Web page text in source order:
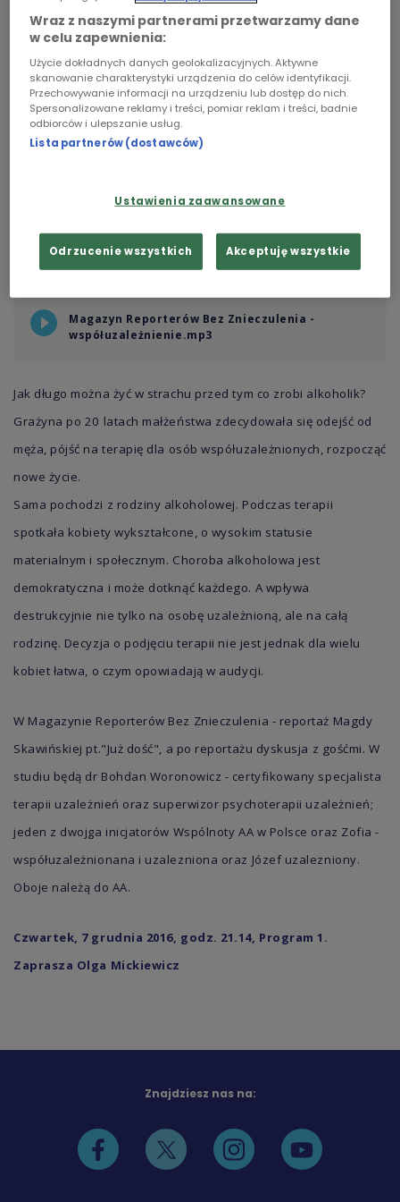
Chopin
Podcasty
fot.proxop/sxc.hu/CC
Magazyn Reporterów Bez Znieczulenia -
współuzależnienie.mp3
Jak długo można żyć w strachu przed tym co zrobi alkoholik?
Grażyna po 20 latach małżeństwa zdecydowała się odejść od
męża, pójść na terapię dla osób współuzależnionych, rozpocząć
nowe życie.
Sama pochodzi z rodziny alkoholowej. Podczas terapii
spotkała kobiety wykształcone, o wysokim statusie
materialnym i społecznym. Choroba alkoholowa jest
demokratyczna i może dotknąć każdego. A wpływa
destrukcyjnie nie tylko na osobę uzależnioną, ale na całą
rodzinę. Decyzja o podjęciu terapii nie jest jednak dla wielu
kobiet łatwa, o czym opowiadają w audycji.
W Magazynie Reporterów Bez Znieczulenia - reportaż Magdy
Skawińskiej pt."Już dość", a po reportażu dyskusja z gośćmi. W
studiu będą dr Bohdan Woronowicz - certyfikowany specjalista
terapii uzależnień oraz superwizor psychoterapii uzależnień;
jeden z dwojga inicjatorów Wspólnoty AA w Polsce oraz Zofia -
współuzależnionana i uzalezniona oraz Józef uzalezniony.
Oboje należą do AA.
Czwartek, 7 grudnia 2016, godz. 21.14, Program 1.
Zaprasza Olga Mickiewicz
Znajdziesz nas na:
Wraz z naszymi partnerami przetwarzamy dane
w celu zapewnienia:
Użycie dokładnych danych geolokalizacyjnych. Aktywne
skanowanie charakterystyki urządzenia do celów identyfikacji.
Przechowywanie informacji na urządzeniu lub dostęp do nich.
Spersonalizowane reklamy i treści, pomiar reklam i treści, badnie
odbiorców i ulepszanie usług.
Lista partnerów (dostawców)
Ustawienia zaawansowane
Odrzucenie wszystkich Akceptuję wszystkie